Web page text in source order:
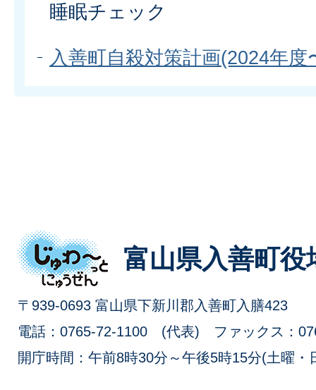
睡眠チェック
入善町自殺対策計画(2024年度
じ
ゅ
わ
～
富山県入善町役
〒939-0693 富山県下新川郡入善町入膳423
電話：0765-72-1100 (代表) ファックス：
開庁時間：午前8時30分～午後5時15分(土曜